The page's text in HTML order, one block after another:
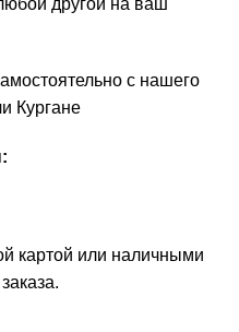
с нашего
Кургане
картой или наличными